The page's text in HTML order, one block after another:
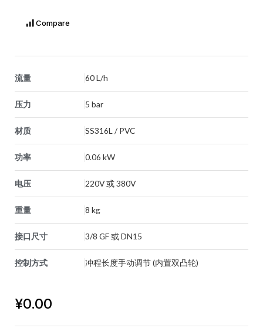
Compare
流量 60 L/h
压力 5 bar
材质 SS316L / PVC
功率 0.06 kW
电压 220V 或 380V
重量 8 kg
接口尺寸 3/8 GF 或 DN15
控制方式 冲程长度手动调节 (内置双凸轮)
¥0.00